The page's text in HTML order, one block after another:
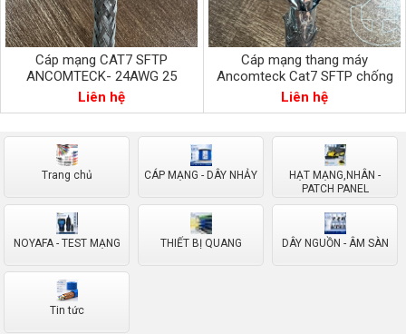
Cáp mạng CAT7 SFTP
ANCOMTECK- 24AWG 25
GIGABIT ACT-7SFTP-
BULK305BLUE. KHÁNG NHIỄU
Liên hệ
Cáp mạng thang máy
Ancomteck Cat7 SFTP chống
chuột elevator cable ACT-
7SFTP-BULK305BL.
Liên hệ
Trang chủ CÁP MẠNG - DÂY NHẢY
HẠT MẠNG,NHÂN -
PATCH PANEL
NOYAFA - TEST MẠNG THIẾT BỊ QUANG DÂY NGUỒN - ÂM SÀN
Tin tức